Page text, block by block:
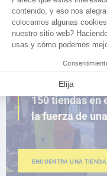
AD FIDELITY
CERCA DE TI
150 tiendas en
la fuerza de
ENCUENTRA UNA TIENDA